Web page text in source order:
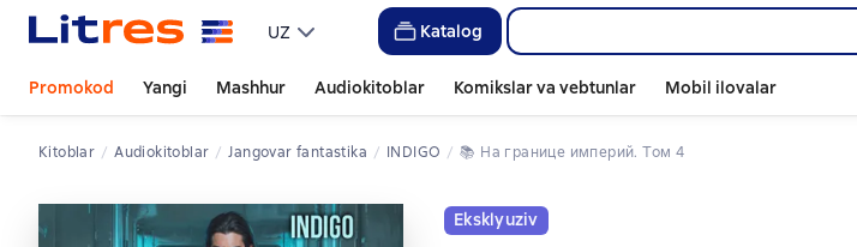
UZ Katalog
Promokod Yangi Mashhur Audiokitoblar Komikslar va vebtunlar Mobil ilovalar
Kitoblar Audiokitoblar jangovar fantastika INDIGO 📚 На границе империй. Том 4
Eksklyuziv